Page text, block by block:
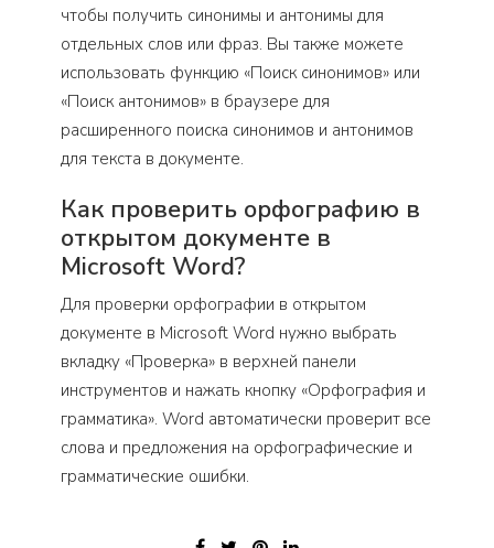
чтобы получить синонимы и антонимы для
отдельных слов или фраз. Вы также можете
использовать функцию «Поиск синонимов» или
«Поиск антонимов» в браузере для
расширенного поиска синонимов и антонимов
для текста в документе.
Как проверить орфографию в
открытом документе в
Microsoft Word?
Для проверки орфографии в открытом
документе в Microsoft Word нужно выбрать
вкладку «Проверка» в верхней панели
инструментов и нажать кнопку «Орфография и
грамматика». Word автоматически проверит все
слова и предложения на орфографические и
грамматические ошибки.